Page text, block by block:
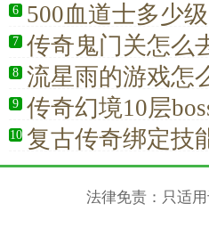
6 500血道士多少级
7 传奇鬼门关怎么
8 流星雨的游戏怎
9 传奇幻境10层
10 复古传奇绑定技
法律免责：只适